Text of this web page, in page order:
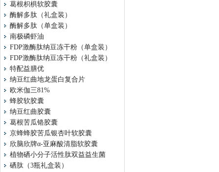
葛根枳椇软胶囊
酶解多肽（礼盒装）
酶解多肽（单盒装）
南极磷虾油
FDP激酶肽纳豆冻干粉（单盒装）
FDP激酶肽纳豆冻干粉（礼盒装）
特配益膳优
纳豆红曲地龙蛋白复合片
欧米伽三81%
蜂胶软胶囊
纳豆红曲胶囊
葛根苦瓜铬胶囊
京蜂蜂胶苦瓜银杏叶软胶囊
欣脑欣牌α-亚麻酸清脂软胶囊
植物硒小分子活性肽双益益生菌
硒肽（3瓶礼盒装）